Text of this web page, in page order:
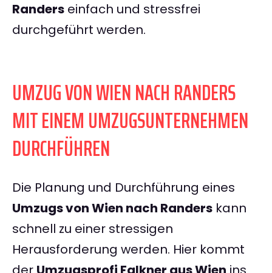
Randers einfach und stressfrei
durchgeführt werden.
UMZUG VON WIEN NACH RANDERS
MIT EINEM UMZUGSUNTERNEHMEN
DURCHFÜHREN
Die Planung und Durchführung eines
Umzugs von Wien nach Randers kann
schnell zu einer stressigen
Herausforderung werden. Hier kommt